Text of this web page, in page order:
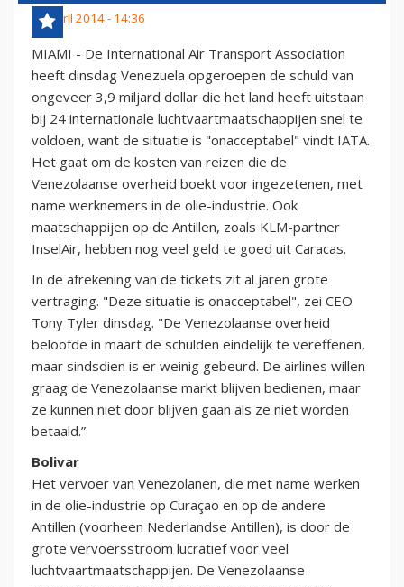
29 april 2014 - 14:36
MIAMI - De International Air Transport Association
heeft dinsdag Venezuela opgeroepen de schuld van
ongeveer 3,9 miljard dollar die het land heeft uitstaan
bij 24 internationale luchtvaartmaatschappijen snel te
voldoen, want de situatie is "onacceptabel" vindt IATA.
Het gaat om de kosten van reizen die de
Venezolaanse overheid boekt voor ingezetenen, met
name werknemers in de olie-industrie. Ook
maatschappijen op de Antillen, zoals KLM-partner
InselAir, hebben nog veel geld te goed uit Caracas.
In de afrekening van de tickets zit al jaren grote
vertraging. "Deze situatie is onacceptabel", zei CEO
Tony Tyler dinsdag. "De Venezolaanse overheid
beloofde in maart de schulden eindelijk te vereffenen,
maar sindsdien is er weinig gebeurd. De airlines willen
graag de Venezolaanse markt blijven bedienen, maar
ze kunnen niet door blijven gaan als ze niet worden
betaald.”
Bolivar
Het vervoer van Venezolanen, die met name werken
in de olie-industrie op Curaçao en op de andere
Antillen (voorheen Nederlandse Antillen), is door de
grote vervoersstroom lucratief voor veel
luchtvaartmaatschappijen. De Venezolaanse